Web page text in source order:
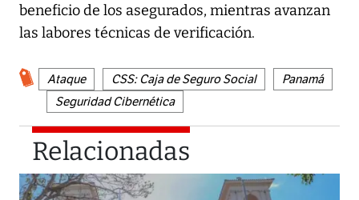
beneficio de los asegurados, mientras avanzan
las labores técnicas de verificación.
Ataque CSS: Caja de Seguro Social
Panamá
Seguridad Cibernética
Relacionadas